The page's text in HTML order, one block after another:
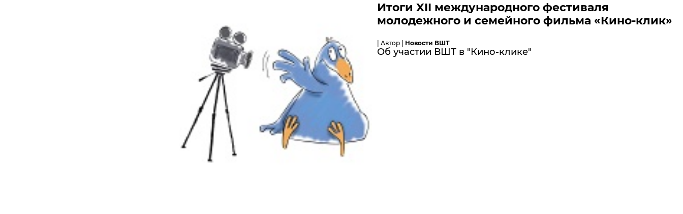
Итоги XII международного фестиваля
молодежного и семейного фильма «Кино-клик»
Автор| Новости ВШТ
Об участии ВШТ в "Кино-клике"